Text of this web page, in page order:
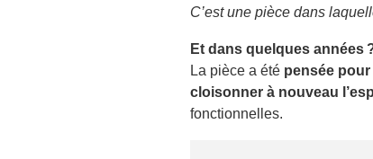
C’est une pièce dans
Et dans quelques années
La pièce a été pensée
cloisonner à nouveau
fonctionnelles.